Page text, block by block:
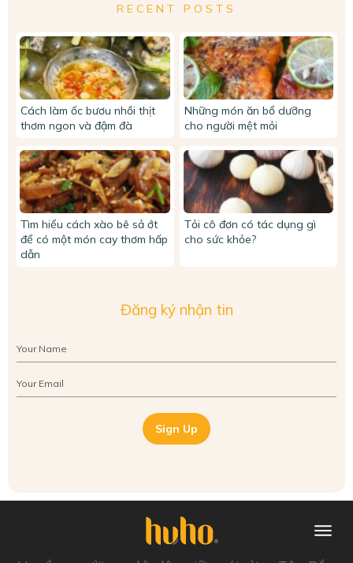
RECENT POSTS
Cách làm ốc bươu nhồi thịt
thơm ngon và đậm đà
Những món ăn bổ dưỡng
cho người mệt mỏi
Tìm hiểu cách xào bê sả ớt
để có một món cay thơm hấp
dẫn
Tỏi cô đơn có tác dụng gì
cho sức khỏe?
Đăng ký nhận tin
Sign Up